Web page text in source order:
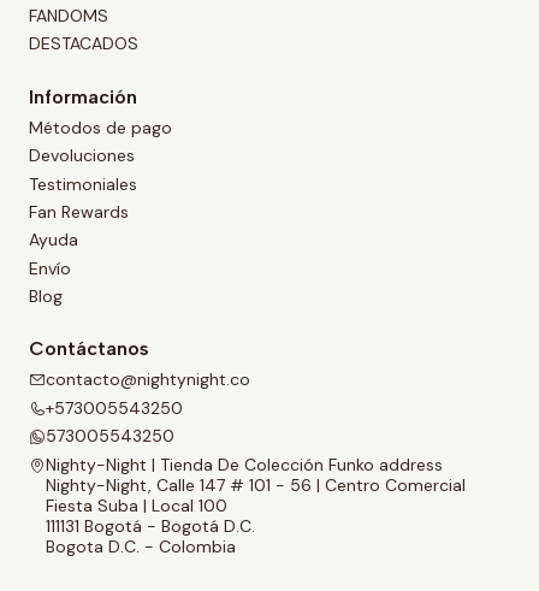
FANDOMS
DESTACADOS
Información
Métodos de pago
Devoluciones
Testimoniales
Fan Rewards
Ayuda
Envío
Blog
Contáctanos
contacto@nightynight.co
+573005543250
573005543250
Nighty-Night | Tienda De Colección Funko address
Nighty-Night, Calle 147 # 101 - 56 | Centro Comercial
Fiesta Suba | Local 100
111131 Bogotá - Bogotá D.C.
Bogota D.C. - Colombia